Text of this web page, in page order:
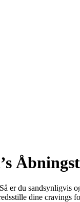
er du sandsynligvis
dine cravings